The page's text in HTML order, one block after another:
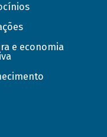
e economia